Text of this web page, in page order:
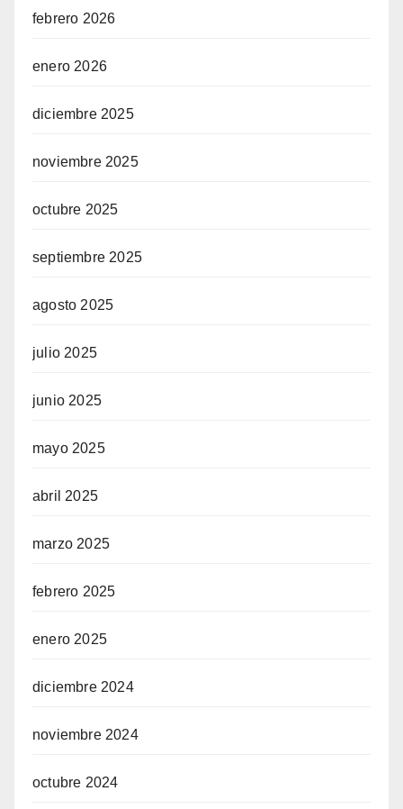
febrero 2026
enero 2026
diciembre 2025
noviembre 2025
octubre 2025
septiembre 2025
agosto 2025
julio 2025
junio 2025
mayo 2025
abril 2025
marzo 2025
febrero 2025
enero 2025
diciembre 2024
noviembre 2024
octubre 2024